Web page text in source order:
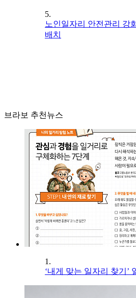
5.
노인일자리 안전관리 강
배치
브라보 추천뉴스
1.
‘내게 맞는 일자리 찾기’